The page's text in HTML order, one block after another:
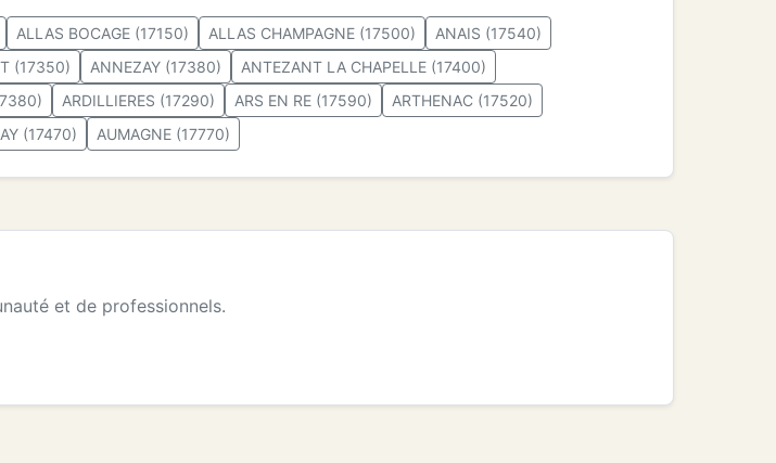
ALLAS BOCAGE (17150) ALLAS CHAMPAGNE (17500)
ANAIS (17540)
(17350) ANNEZAY (17380)
ANTEZANT LA CHAPELLE (17400)
ARDILLIERES (17290) ARS EN RE (17590)
ARTHENAC (17520)
(17470) AUMAGNE (17770)
et de professionnels.